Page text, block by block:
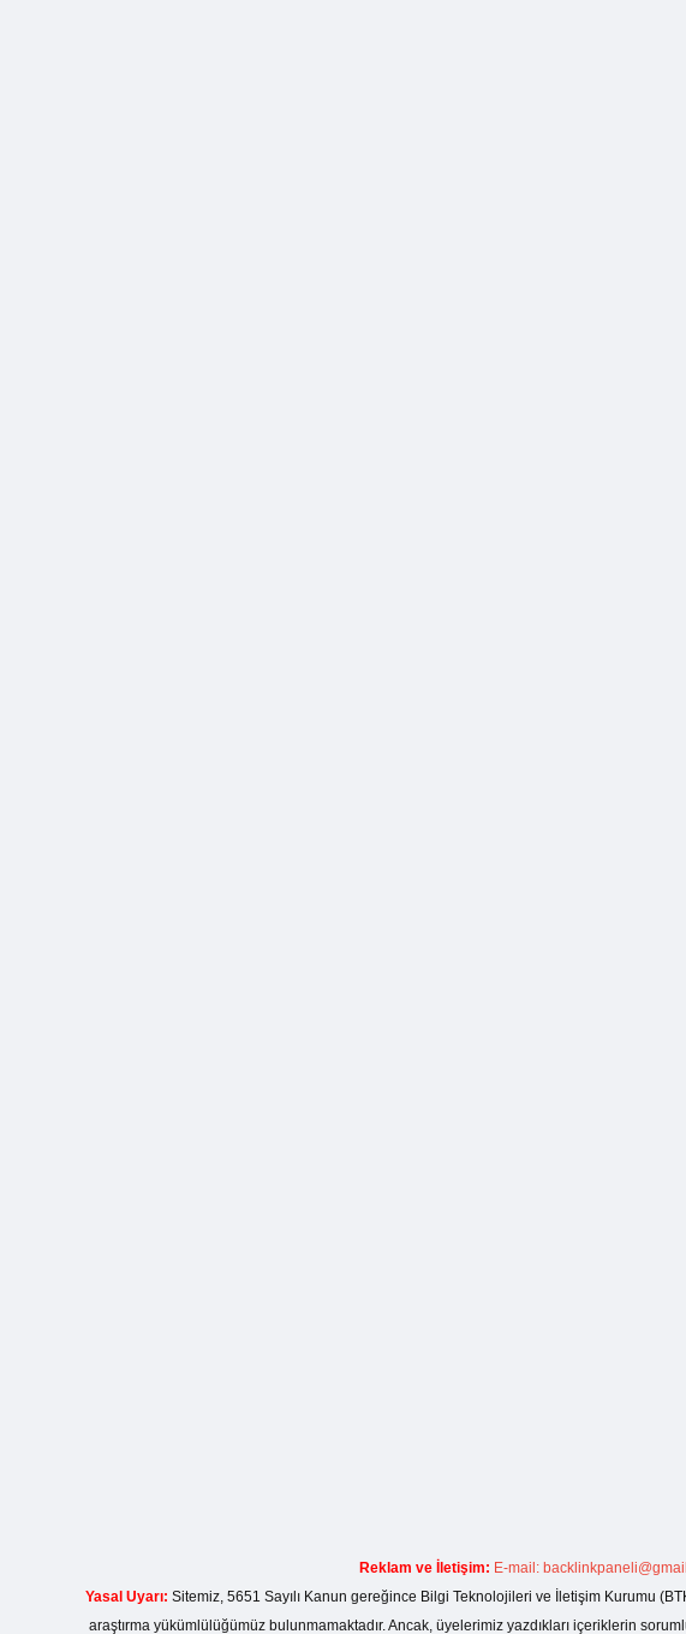
Reklam ve İletişim: E-mail:
Yasal Uyarı: Sitemiz, 5651 Sayılı Kanun gereğince Bilgi Teknolojileri ve İletişim Kurumu
araştırma yükümlülüğümüz bulunmamaktadır. Ancak, üyelerimiz yazdıkları içeriklerin